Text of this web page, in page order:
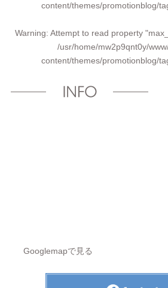
content/themes/promotionblog/
Warning: Attempt to read property
/usr/home/mw2p9qnt0y/
content/themes/promotionblog/
Googlemapで見る